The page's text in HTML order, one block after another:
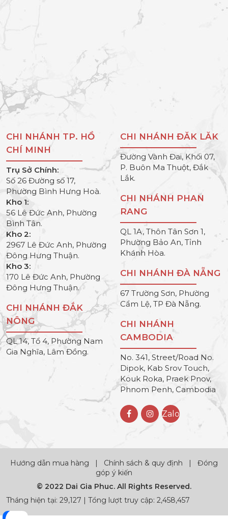
CHI NHÁNH TP. HỒ
CHÍ MINH
Trụ Sở Chính:
Số 26 Đường số 17,
Phường Bình Hưng Hoà.
Kho 1:
56 Lê Đức Anh, Phường
Bình Tân.
Kho 2:
2967 Lê Đức Anh, Phường
Đông Hưng Thuận.
Kho 3:
170 Lê Đức Anh, Phường
Đông Hưng Thuận.
CHI NHÁNH ĐẮK
NÔNG
QL 14, Tổ 4, Phường Nam
Gia Nghĩa, Lâm Đồng.
CHI NHÁNH ĐĂK LĂK
Đường Vành Đai, Khối 07,
P. Buôn Ma Thuột, Đắk
Lắk.
CHI NHÁNH PHAN
RANG
QL 1A, Thôn Tân Sơn 1,
Phường Bảo An, Tỉnh
Khánh Hòa.
CHI NHÁNH ĐÀ NẴNG
67 Trường Sơn, Phường
Cẩm Lệ, TP Đà Nẵng.
CHI NHÁNH
CAMBODIA
No. 341, Street/Road No.
Dipok, Kab Srov Touch,
Kouk Roka, Praek Pnov,
Phnom Penh, Cambodia
Zalo
Hướng dẫn mua hàng | Chính sách & quy định | Đóng
góp ý kiến
© 2022 Dai Gia Phuc. All Rights Reserved.
Tháng hiện tại: 29,127 | Tổng lượt truy cập: 2,458,457